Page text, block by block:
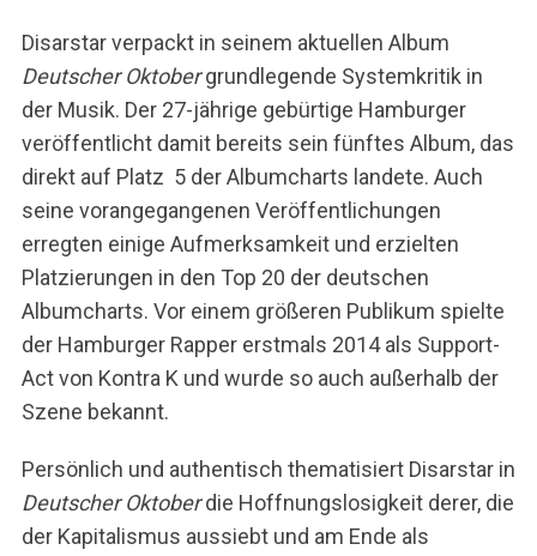
Disarstar verpackt in seinem aktuellen Album
Deutscher Oktobergrundlegende Systemkritik in
der Musik. Der 27-jährige gebürtige Hamburger
veröffentlicht damit bereits sein fünftes Album, das
direkt auf Platz 5 der Albumcharts landete. Auch
seine vorangegangenen Veröffentlichungen
erregten einige Aufmerksamkeit und erzielten
Platzierungen in den Top 20 der deutschen
Albumcharts. Vor einem größeren Publikum spielte
der Hamburger Rapper erstmals 2014 als Support-
Act von Kontra K und wurde so auch außerhalb der
Szene bekannt.
Persönlich und authentisch thematisiert Disarstar in
Deutscher Oktoberdie Hoffnungslosigkeit derer, die
der Kapitalismus aussiebt und am Ende als